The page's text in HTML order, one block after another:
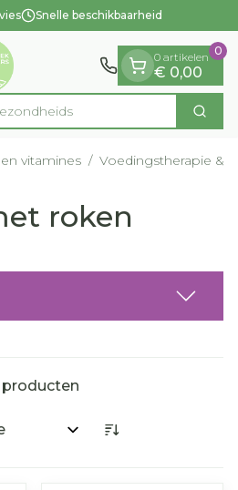
Snelle beschikbaarheid
Zoek
0 artikelen
€ 0,00
0
vitamines / Voedingstherapie &
roken
producten